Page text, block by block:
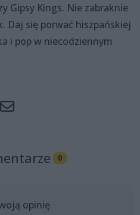
Gipsy Kings. Nie zabraknie
Daj się porwać hiszpańskiej
i pop w niecodziennym
0
opinię